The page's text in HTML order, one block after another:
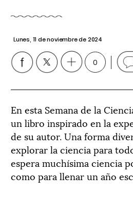
Lunes, 11 de noviembre de 2024
0
En esta Semana de la
un libro inspirado en la
de su autor. Una forma
explorar la ciencia para
espera muchísima ciencia
como para llenar un año